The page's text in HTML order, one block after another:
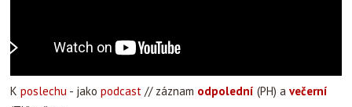
K poslechu - jako podcast // záznam odpolední (PH) a večerní